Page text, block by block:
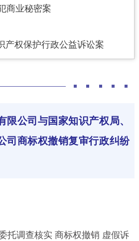
商业秘密案
权保护行政公益诉讼案
限公司与国家知识产权局、
司商标权撤销复审行政纠纷
托调查核实 商标权撤销 虚假诉